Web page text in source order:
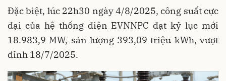
Đặc biệt, lúc 22h30 ngày 4/8/2025, công suất cực
đại của hệ thống điện EVNNPC đạt kỷ lục mới
18.983,9 MW, sản lượng 393,09 triệu kWh, vượt
đỉnh 18/7/2025.